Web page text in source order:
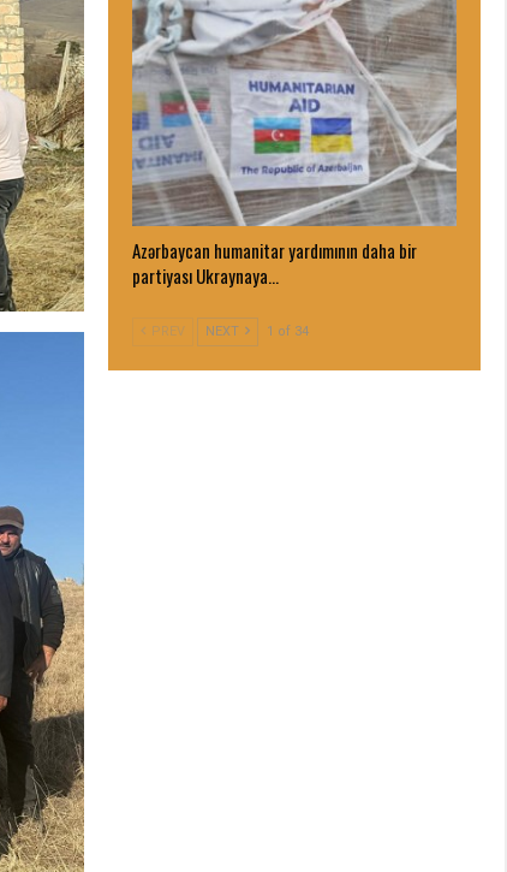
Azərbaycan humanitar yardımının daha bir
partiyası Ukraynaya…
PREV NEXT 1 of 34